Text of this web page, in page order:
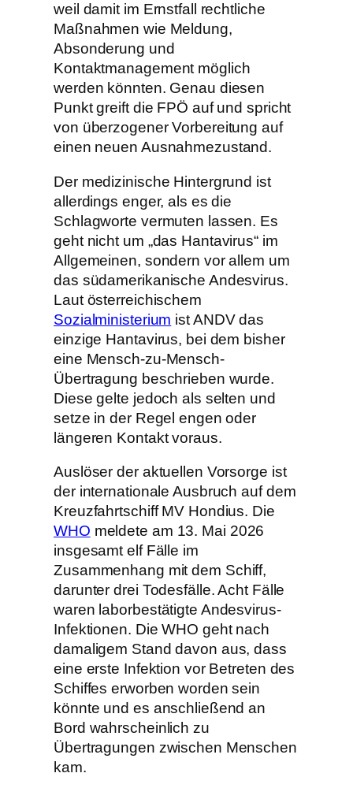
weil damit im Ernstfall rechtliche
Maßnahmen wie Meldung,
Absonderung und
Kontaktmanagement möglich
werden könnten. Genau diesen
Punkt greift die FPÖ auf und spricht
von überzogener Vorbereitung auf
einen neuen Ausnahmezustand.
Der medizinische Hintergrund ist
allerdings enger, als es die
Schlagworte vermuten lassen. Es
geht nicht um „das Hantavirus“ im
Allgemeinen, sondern vor allem um
das südamerikanische Andesvirus.
Laut österreichischem
Sozialministerium ist ANDV das
einzige Hantavirus, bei dem bisher
eine Mensch-zu-Mensch-
Übertragung beschrieben wurde.
Diese gelte jedoch als selten und
setze in der Regel engen oder
längeren Kontakt voraus.
Auslöser der aktuellen Vorsorge ist
der internationale Ausbruch auf dem
Kreuzfahrtschiff MV Hondius. Die
WHO meldete am 13. Mai 2026
insgesamt elf Fälle im
Zusammenhang mit dem Schiff,
darunter drei Todesfälle. Acht Fälle
waren laborbestätigte Andesvirus-
Infektionen. Die WHO geht nach
damaligem Stand davon aus, dass
eine erste Infektion vor Betreten des
Schiffes erworben worden sein
könnte und es anschließend an
Bord wahrscheinlich zu
Übertragungen zwischen Menschen
kam.